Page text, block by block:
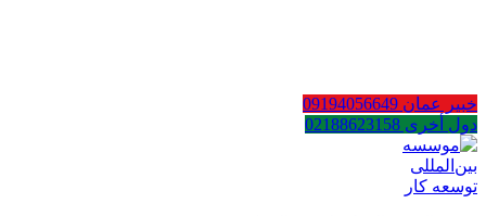
خبير عمان 09194056649
دول أخرى 02188623158